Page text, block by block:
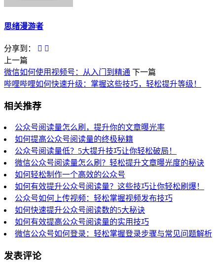
思绪漫游者
分享到：
上一篇
微信如何使用视频号：从入门到精通 下一篇
哔哩哔哩如何快速升级：掌握这些技巧，轻松提升等级！
相关推荐
公众号阅读量怎么刷，提升你的文章曝光率
如何提高公众号阅读量的终极秘籍
公众号阅读量低？5大提升技巧让你轻松破局！
微信公众号阅读量怎么刷？轻松提升文章曝光度的秘诀
如何轻松制作一个高效的公众号
如何有效提升公众号阅读量？这些技巧让你轻松刷爆！
公众号如何上传视频：轻松掌握视频发布技巧
如何快速提升公众号阅读数的5大秘诀
如何有效提高公众号阅读量的实用技巧
微信公众号如何登录：轻松掌握登录步骤与常见问题解析
发表评论